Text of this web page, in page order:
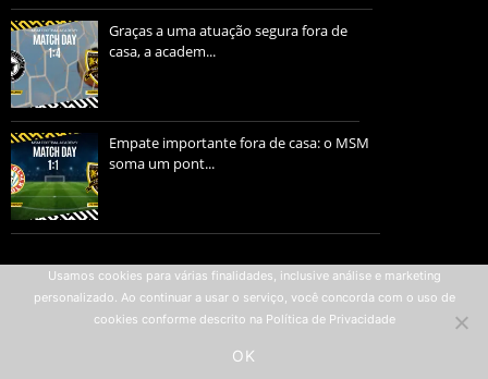
Graças a uma atuação segura fora de
casa, a academ...
Empate importante fora de casa: o MSM
soma um pont...
Política de privacidade
Termos de uso
Usamos cookies para várias finalidades, inclusive análise e marketing
personalizado. Ao continuar a usar o serviço, você concorda com o uso de
cookies conforme descrito na Política de Privacidade
OK